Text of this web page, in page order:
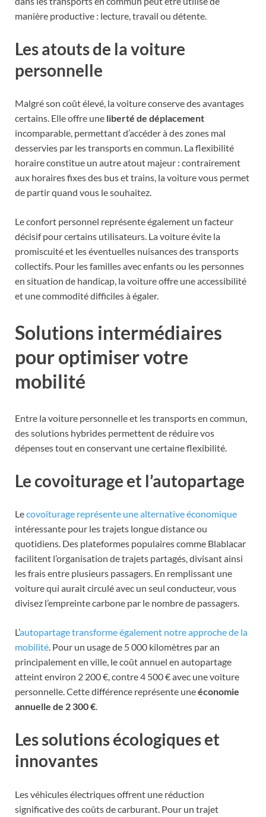
manière productive : lecture, travail ou détente.
Les atouts de la voiture
personnelle
Malgré son coût élevé, la voiture conserve des avantages
certains. Elle offre une liberté de déplacement
incomparable, permettant d’accéder à des zones mal
desservies par les transports en commun. La flexibilité
horaire constitue un autre atout majeur : contrairement
aux horaires fixes des bus et trains, la voiture vous permet
de partir quand vous le souhaitez.
Le confort personnel représente également un facteur
décisif pour certains utilisateurs. La voiture évite la
promiscuité et les éventuelles nuisances des transports
collectifs. Pour les familles avec enfants ou les personnes
en situation de handicap, la voiture offre une accessibilité
et une commodité difficiles à égaler.
Solutions intermédiaires
pour optimiser votre
mobilité
Entre la voiture personnelle et les transports en commun,
des solutions hybrides permettent de réduire vos
dépenses tout en conservant une certaine flexibilité.
Le covoiturage et l’autopartage
Lecovoiturage représente une alternative économique
intéressante pour les trajets longue distance ou
quotidiens. Des plateformes populaires comme Blablacar
facilitent l’organisation de trajets partagés, divisant ainsi
les frais entre plusieurs passagers. En remplissant une
voiture qui aurait circulé avec un seul conducteur, vous
divisez l’empreinte carbone par le nombre de passagers.
L’autopartage transforme également notre approche de la
mobilité. Pour un usage de 5 000 kilomètres par an
principalement en ville, le coût annuel en autopartage
atteint environ 2 200 €, contre 4 500 € avec une voiture
personnelle. Cette différence représente uneéconomie
annuelle de 2 300 €.
Les solutions écologiques et
innovantes
Les véhicules électriques offrent une réduction
significative des coûts de carburant. Pour un trajet